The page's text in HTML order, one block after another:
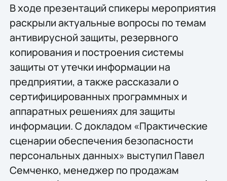
В ходе презентаций спикеры мероприятия
раскрыли актуальные вопросы по темам
антивирусной защиты, резервного
копирования и построения системы
защиты от утечки информации на
предприятии, а также рассказали о
сертифицированных программных и
аппаратных решениях для защиты
информации. С докладом «Практические
сценарии обеспечения безопасности
персональных данных» выступил Павел
Семченко, менеджер по продажам